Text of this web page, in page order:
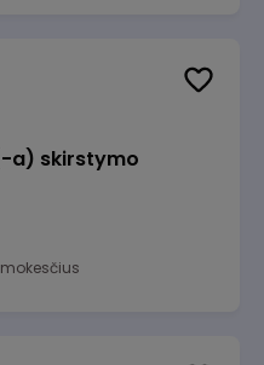
a) skirstymo
mokesčius